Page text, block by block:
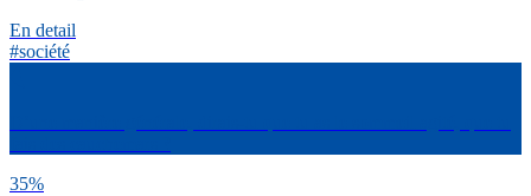
En detail
#société
35%